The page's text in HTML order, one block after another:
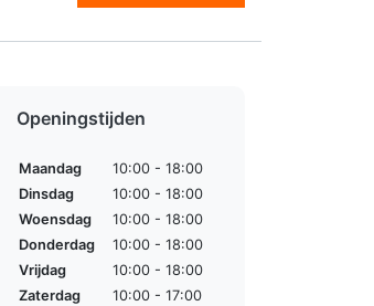
Openingstijden
Maandag
10:00 - 18:00
Dinsdag
10:00 - 18:00
Woensdag
10:00 - 18:00
Donderdag
10:00 - 18:00
Vrijdag
10:00 - 18:00
Zaterdag
10:00 - 17:00